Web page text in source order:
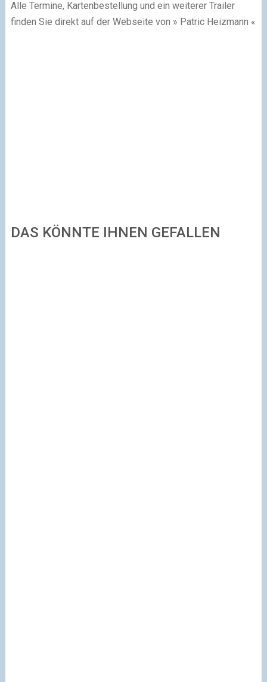
Alle Termine, Kartenbestellung und ein weiterer Trailer
finden Sie direkt auf der Webseite von » Patric Heizmann «
DAS KÖNNTE IHNEN GEFALLEN